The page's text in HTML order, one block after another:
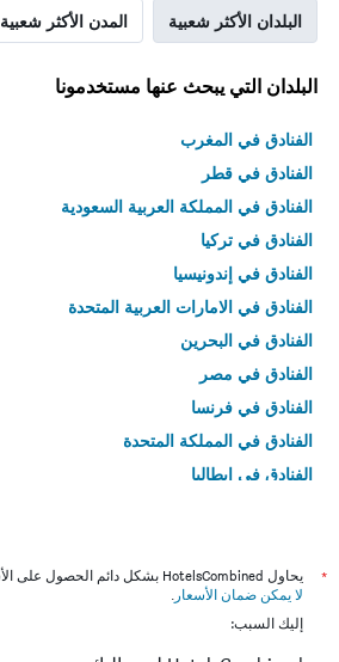
البلدان الأكثر شعبية المدن الأكثر شعبية
البلدان التي يبحث عنها مستخدمونا
الفنادق في المغرب
الفنادق في قطر
الفنادق في المملكة العربية السعودية
الفنادق في تركيا
الفنادق في إندونيسيا
الفنادق في الامارات العربية المتحدة
الفنادق في البحرين
الفنادق في مصر
الفنادق في فرنسا
الفنادق في المملكة المتحدة
الفنادق في إيطاليا
*
يحاول HotelsCombined بشكل دائم الحصول على الأسعار الدقيقة، ولكن
لا يمكن ضمان الأسعار .
إليك السبب: